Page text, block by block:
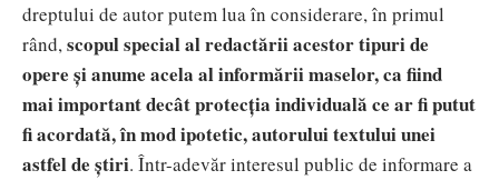
dreptului de autor putem lua în considerare, în primul
rând,scopul special al redactării acestor tipuri de
opere și anume acela al informării maselor, ca fiind
mai important decât protecția individuală ce ar fi putut
fi acordată, în mod ipotetic, autorului textului unei
astfel de știri. Într-adevăr interesul public de informare a